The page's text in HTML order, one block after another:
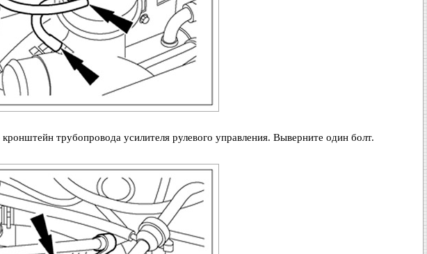
трубопровода усилителя рулевого управления. Выверните один болт.